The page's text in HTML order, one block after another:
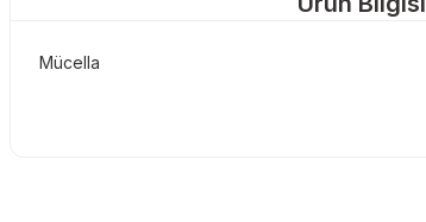
Mücella